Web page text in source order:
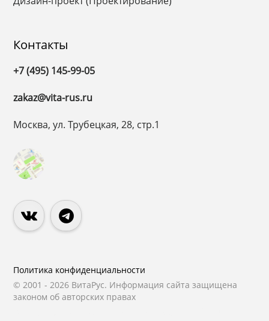
Контакты
+7 (495) 145-99-05
zakaz@vita-rus.ru
Москва, ул. Трубецкая, 28, стр.1
© 2001 - 2026 ВитаРус. Информация сайта защищена
законом об авторских правах
Политика конфиденциальности